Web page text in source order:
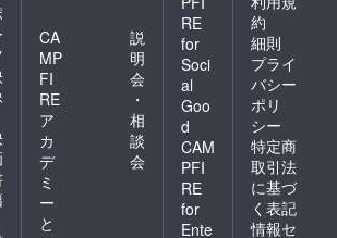
CA
MP
FI
RE
ア
カ
デ
ミ
ー
と
説
明
会
・
相
談
会
RE
for
Soci
al
Goo
d
CAM
PFI
RE
for
Ente
約
細則
プライ
バシー
ポリ
シー
特定商
取引法
に基づ
く表記
情報セ